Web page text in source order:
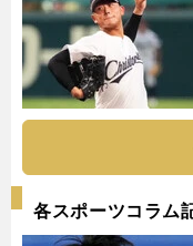
各スポーツコラム